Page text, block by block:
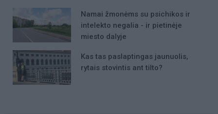
Namai žmonėms su psichikos ir
intelekto negalia - ir pietinėje
miesto dalyje
Kas tas paslaptingas jaunuolis,
rytais stovintis ant tilto?